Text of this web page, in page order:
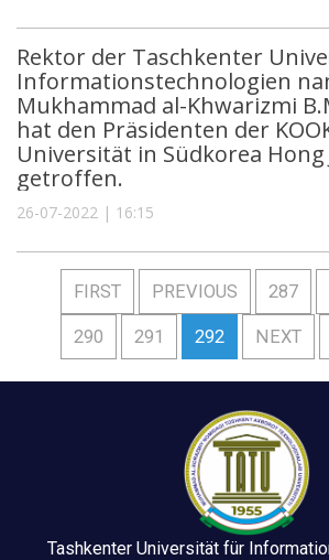
Rektor der Taschkenter
Informationstechnologien
Mukhammad al-Khwarizmi
hat den Präsidenten der
Universität in Südkorea Hong
getroffen.
26-07-2022 | 16:15
FIRST PREVIOUS 287
290 291 292 NEXT
Tashkenter Universität für